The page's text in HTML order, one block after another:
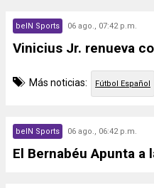
beIN Sports 06 ago., 07:42 p.m.
Vinicius Jr. renueva
Más noticias: Fútbol Español
beIN Sports 06 ago., 06:42 p.m.
El Bernabéu Apunta a